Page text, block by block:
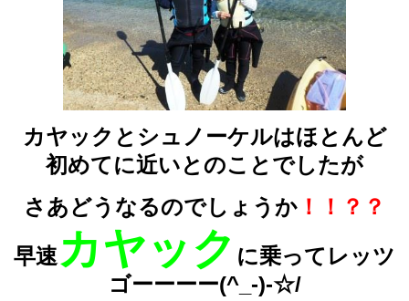
カヤックとシュノーケルはほとんど
初めてに近いとのことでしたが
さあどうなるのでしょうか ！！？？
早速 カヤック に乗ってレッツ
ゴーーーー(^_-)-☆/